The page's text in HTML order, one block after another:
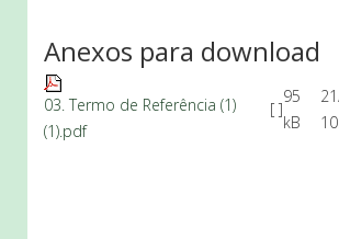
Anexos para download
03. Termo de Referência (1)
(1).pdf
[ ]
95
kB